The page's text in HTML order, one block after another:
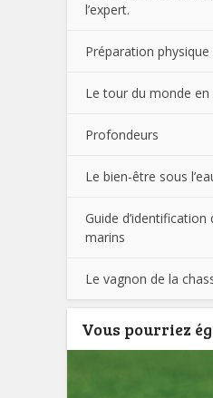
l’expert.
Préparation physique
Le tour du monde en
Profondeurs
Le bien-être sous
Guide d’identification
marins
Le vagnon de la
Vous pourriez